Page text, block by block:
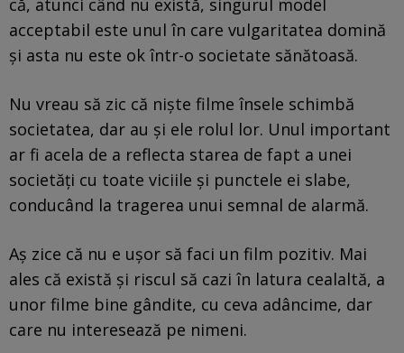
acceptabil este unul în care vulgaritatea domină
și asta nu este ok într-o societate sănătoasă.
Nu vreau să zic că niște filme însele schimbă
societatea, dar au și ele rolul lor. Unul important
ar fi acela de a reflecta starea de fapt a unei
societăți cu toate viciile și punctele ei slabe,
conducând la tragerea unui semnal de alarmă.
Aș zice că nu e ușor să faci un film pozitiv. Mai
ales că există și riscul să cazi în latura cealaltă, a
unor filme bine gândite, cu ceva adâncime, dar
care nu interesează pe nimeni.